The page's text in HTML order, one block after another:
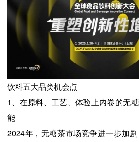
饮料五大品类机会点
1、在原料、工艺、体验上内卷的无
能
2024年，无糖茶市场竞争进一步加